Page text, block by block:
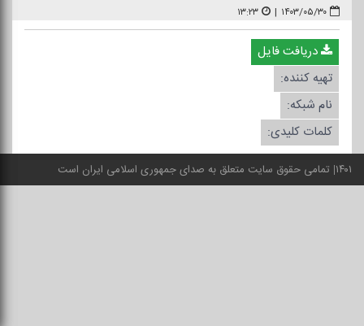
۱۴۰۳/۰۵/۳۰ | ۱۳:۲۳
دریافت فایل
تهیه کننده:
نام شبکه:
کلمات کلیدی:
۱۴۰۱ تمامی حقوق سایت متعلق به صدای جمهوری اسلامی ایران است